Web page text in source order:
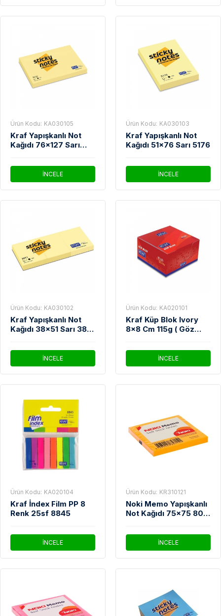
Ürün Kodu: KA030105
Kraf Yapışkanlı Not
Kağıdı 76x127 Sarı
İNCELE
Ürün Kodu: KA030103
Kraf Yapışkanlı Not
Kağıdı 51x76 Sarı 5176
İNCELE
Ürün Kodu: KA030102
Kraf Yapışkanlı Not
Kağıdı 38x51 Sarı 3851
İNCELE
Ürün Kodu: KA020101
Kraf Küp Blok Ivory
8x8 Cm 115g ( Göz
İNCELE
Ürün Kodu: KA020104
Kraf İndex Film PP 8
Renk 25sf 8845
İNCELE
Ürün Kodu: KR310121
Noki Memo Yapışkanlı
Not Kağıdı 75x75 80
İNCELE